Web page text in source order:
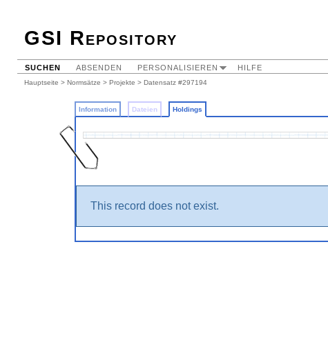
GSI Repository
SUCHEN ABSENDEN PERSONALISIEREN HILFE
Hauptseite > Normsätze > Projekte > Datensatz #297194
Information Dateien Holdings
This record does not exist.